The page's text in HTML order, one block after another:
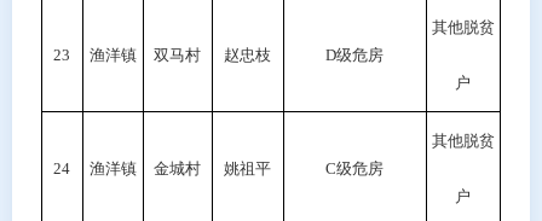
23 渔洋镇 双马村 赵忠枝 D级危房
其他脱贫
户
24 渔洋镇 金城村 姚祖平 C级危房
其他脱贫
户